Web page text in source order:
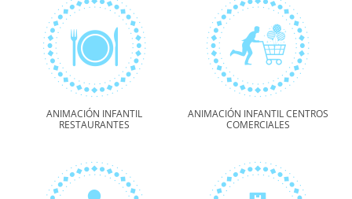
ANIMACIÓN INFANTIL
RESTAURANTES
ANIMACIÓN INFANTIL CENTROS
COMERCIALES